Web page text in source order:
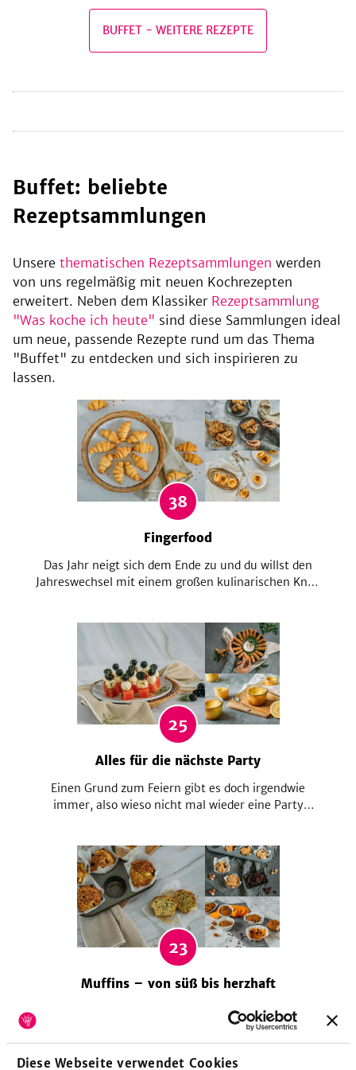
Diese Webseite verwendet Cookies
BUFFET - WEITERE REZEPTE
Buffet: beliebte
Rezeptsammlungen
Unsere thematischen Rezeptsammlungen werden
von uns regelmäßig mit neuen Kochrezepten
erweitert. Neben dem Klassiker Rezeptsammlung
"Was koche ich heute" sind diese Sammlungen ideal
um neue, passende Rezepte rund um das Thema
"Buffet" zu entdecken und sich inspirieren zu
lassen.
38
Fingerfood
Das Jahr neigt sich dem Ende zu und du willst den
Jahreswechsel mit einem großen kulinarischen Knall
ihren Lauf – wir wissen ja wie hungrig Tanzen macht!
Nie bist du leckerer ins neue Jahr gerutscht!
25
Alles für die nächste Party
Einen Grund zum Feiern gibt es doch irgendwie
immer, also wieso nicht mal wieder eine Party
eine Auswahl an tollen Rezepten.
23
Muffins – von süß bis herzhaft
Muffins backen macht einfach Spaß! Du kannst dich
von süß bis herzhaft austoben und sogar vegane
Muffins ohne Ei sind ein echter Hit. Ob mit
Schokolade, Obst oder Gemüse – die kleinen